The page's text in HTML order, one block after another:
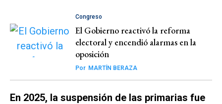
Congreso
El Gobierno reactivó la reforma
electoral y encendió alarmas en la
oposición
Por MARTÍN BERAZA
En 2025, la suspensión de las primarias fue